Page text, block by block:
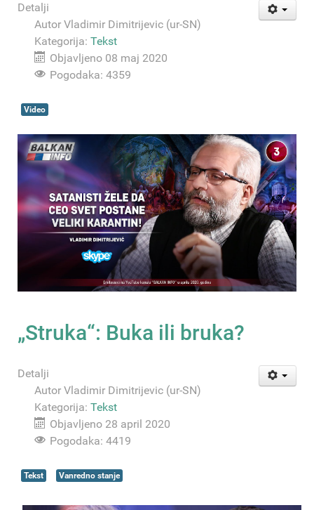
Detalji
Autor Vladimir Dimitrijevic (ur-SN)
Kategorija: Tekst
Objavljeno 08 maj 2020
Pogodaka: 4359
Video
„Struka“: Buka ili bruka?
Detalji
Autor Vladimir Dimitrijevic (ur-SN)
Kategorija: Tekst
Objavljeno 28 april 2020
Pogodaka: 4419
Tekst Vanredno stanje